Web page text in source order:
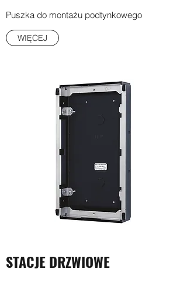
Puszka do montażu podtynkowego
WIĘCEJ
STACJE DRZWIOWE